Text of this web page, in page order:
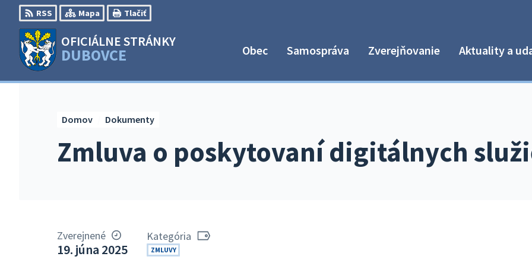
Preskočiť
na
obsah
RSS Mapa Tlačiť
OFICIÁLNE STRÁNKY
DUBOVCE Obec Samospráva Zverejňovanie Aktuality a
Zmluva o poskytovaní digitálnych
Domov Dokumenty
Zverejnené
19. júna 2025
Kategória
ZMLUVY